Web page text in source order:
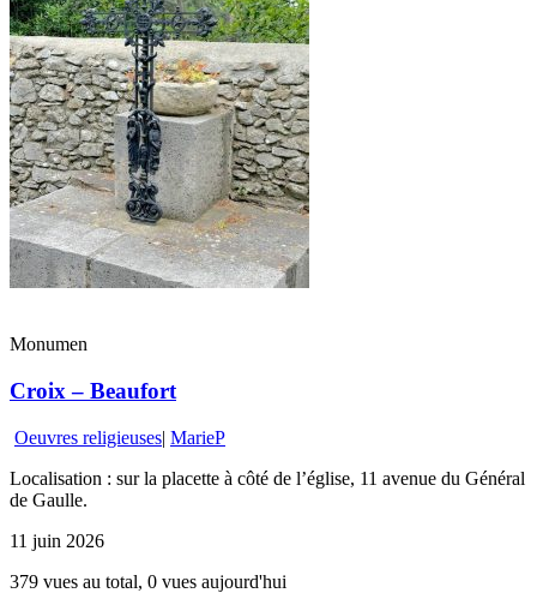
Monumen
Croix – Beaufort
Oeuvres religieuses| MarieP
Localisation : sur la placette à côté de l’église, 11 avenue du Général
de Gaulle.
11 juin 2026
379 vues au total, 0 vues aujourd'hui